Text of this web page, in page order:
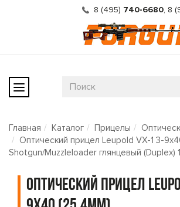
8 (495) 740-6680, 8
Главная Каталог Прицелы
Оптический прицел Leupold VX-1 3-
Shotgun/Muzzleloader глянцевый (Duplex)
Оптический прицел